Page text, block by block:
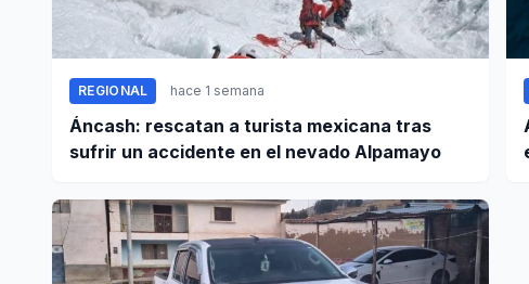
REGIONAL hace 1 semana
Áncash: rescatan a turista mexicana tras
sufrir un accidente en el nevado Alpamayo